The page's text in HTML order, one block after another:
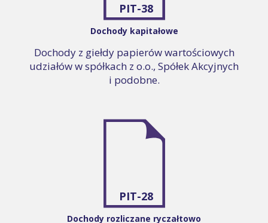
PIT-38
Dochody kapitałowe
Dochody z giełdy papierów wartościowych
udziałów w spółkach z o.o., Spółek Akcyjnych
i podobne.
PIT-28
Dochody rozliczane ryczałtowo